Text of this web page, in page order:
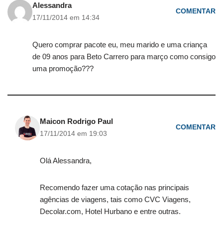
Alessandra
17/11/2014 em 14:34
COMENTAR
Quero comprar pacote eu, meu marido e uma criança
de 09 anos para Beto Carrero para março como consigo
uma promoção???
Maicon Rodrigo Paul
17/11/2014 em 19:03
COMENTAR
Olá Alessandra,
Recomendo fazer uma cotação nas principais
agências de viagens, tais como CVC Viagens,
Decolar.com, Hotel Hurbano e entre outras.